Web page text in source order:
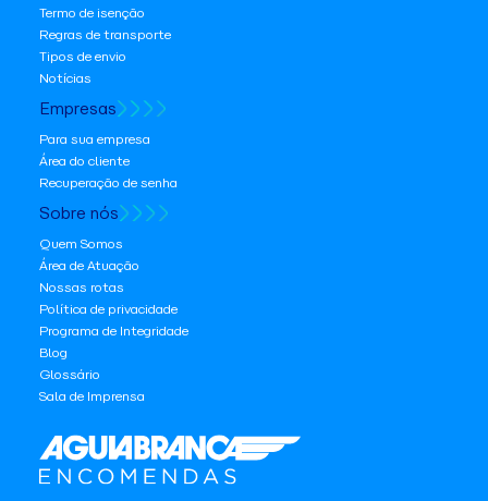
Termo de isenção
Regras de transporte
Tipos de envio
Notícias
Empresas
Para sua empresa
Área do cliente
Recuperação de senha
Sobre nós
Quem Somos
Área de Atuação
Nossas rotas
Política de privacidade
Programa de Integridade
Blog
Glossário
Sala de Imprensa